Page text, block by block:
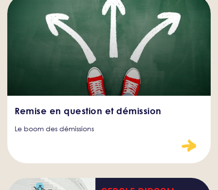
Remise en question et démission
Le boom des démissions